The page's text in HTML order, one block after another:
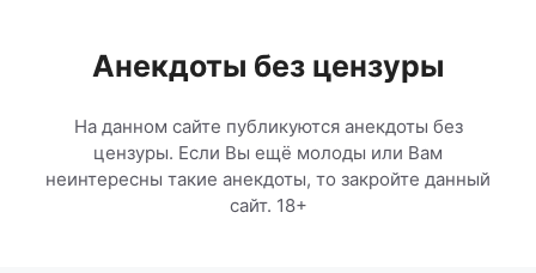
содержимомуАнекдоты без цензуры
На данном сайте публикуются анекдоты без
цензуры. Если Вы ещё молоды или Вам
неинтересны такие анекдоты, то закройте данный
сайт. 18+